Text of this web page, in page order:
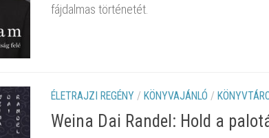
fájdalmas történetét.
ÉLETRAJZI REGÉNY / KÖNYVAJÁNLÓ /
Weina Dai Randel: Hold a